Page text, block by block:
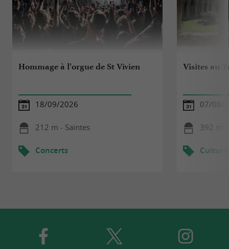
Hommage à l’orgue de St Vivien
18/09/2026
212 m - Saintes
Concerts
Visites au
07/08/
392 m -
Culture